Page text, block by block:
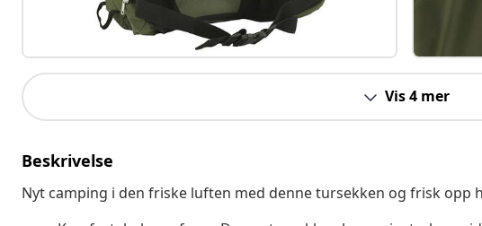
Vis 4 mer
Beskrivelse
Nyt camping i den friske luften med denne tursekken og frisk opp